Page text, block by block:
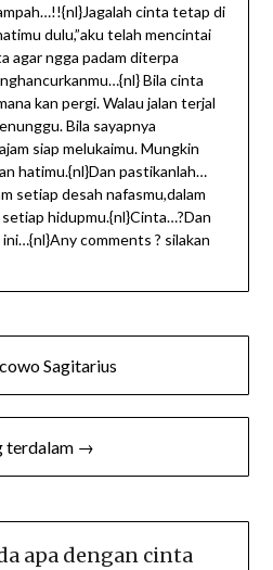
cinta tetap di
dulu,”aku telah mencintai
agar ngga padam diterpa
Bila cinta
kan pergi. Walau jalan terjal
Bila sayapnya
siap melukaimu. Mungkin
hatimu.{nl}Dan pastikanlah…
setiap desah nafasmu,dalam
hidupmu.{nl}Cinta…?Dan
comments ? silakan
Sagitarius
terdalam →
apa dengan cinta